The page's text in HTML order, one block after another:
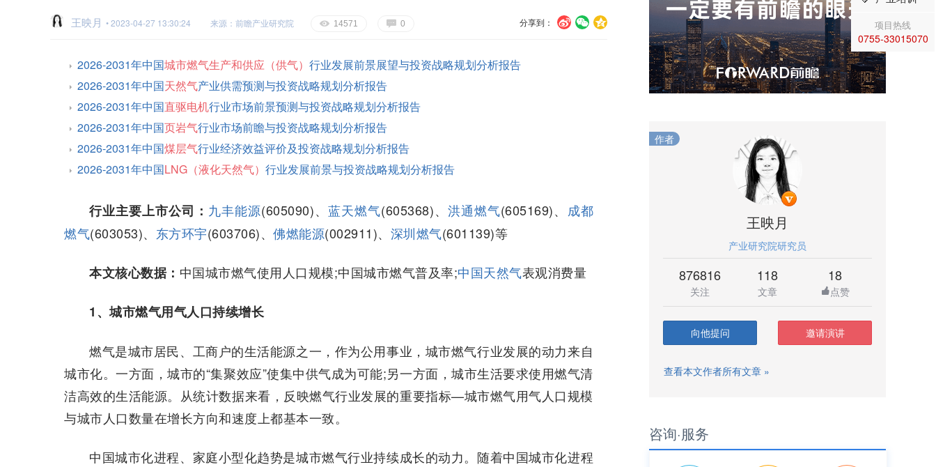
U V c
分享到：
王映月 • 2023-04-27 13:30:24 来源：前瞻产业研究院 E 14571 G 0
2026-2031年中国城市燃气生产和供应（供气） 行业发展前景展望与投资战略规划分析报告
2026-2031年中国天然气产业供需预测与投资战略规划分析报告
2026-2031年中国直驱电机行业市场前景预测与投资战略规划分析报告
2026-2031年中国页岩气行业市场前瞻与投资战略规划分析报告
2026-2031年中国煤层气行业经济效益评价及投资战略规划分析报告
2026-2031年中国LNG（液化天然气） 行业发展前景与投资战略规划分析报告
行业主要上市公司： 九丰能源(605090)、蓝天燃气(605368)、 洪通燃气(605169)、 成都
燃气(603053)、 东方环宇(603706)、 佛燃能源(002911)、 深圳燃气(601139)等
本文核心数据： 中国城市燃气使用人口规模;中国城市燃气普及率;中国天然气表观消费量
1、城市燃气用气人口持续增长
燃气是城市居民、工商户的生活能源之一，作为公用事业，城市燃气行业发展的动力来自
城市化。一方面，城市的“集聚效应”使集中供气成为可能;另一方面，城市生活要求使用燃气清
洁高效的生活能源。从统计数据来看，反映燃气行业发展的重要指标—城市燃气用气人口规模
与城市人口数量在增长方向和速度上都基本一致。
中国城市化进程、家庭小型化趋势是城市燃气行业持续成长的动力。随着中国城市化进程
作者
王映月
产业研究院研究员
876816
关注
118
文章
18
点赞
向他提问 邀请演讲
查看本文作者所有文章 »
咨询·服务
项目热线
0755-33015070